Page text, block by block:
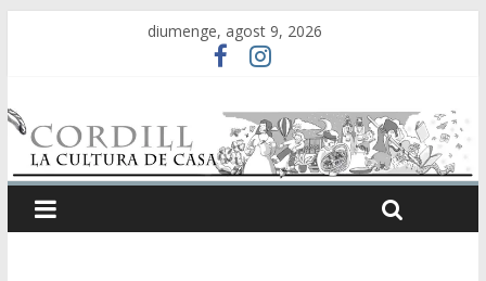
diumenge, agost 9, 2026